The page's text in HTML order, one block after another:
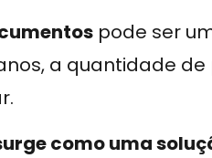
pode ser
a quantidade
como uma